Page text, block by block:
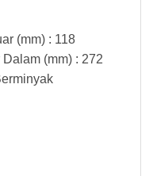
(mm) : 118
(mm) : 272